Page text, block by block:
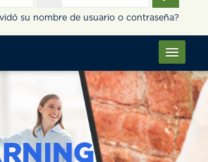
su nombre de usuario o contraseña?
‎(es)‎